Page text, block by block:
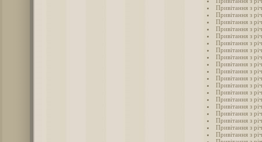
Привітання з
Привітання з
Привітання з
Привітання з
Привітання з
Привітання з
Привітання з
Привітання з
Привітання з
Привітання з
Привітання з
Привітання з
Привітання з
Привітання з
Привітання з
Привітання з
Привітання з
Привітання з
Привітання з